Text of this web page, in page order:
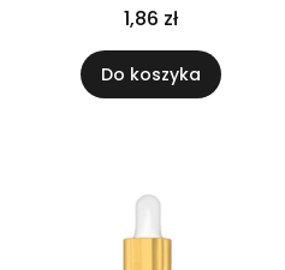
1,86 zł
Do koszyka